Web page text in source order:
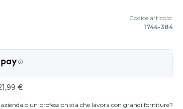
Codice articolo:
1744-384
€
o un professionista che lavora con grandi forniture?